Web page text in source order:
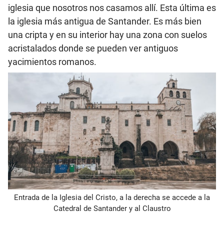
iglesia que nosotros nos casamos allí. Esta última es
la iglesia más antigua de Santander. Es más bien
una cripta y en su interior hay una zona con suelos
acristalados donde se pueden ver antiguos
yacimientos romanos.
Entrada de la Iglesia del Cristo, a la derecha se accede a la
Catedral de Santander y al Claustro